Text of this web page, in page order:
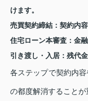
けます。
売買契約締結：契約内
住宅ローン本審査：金
引き渡し・入居：残代
各ステップで契約内
の都度解消することが